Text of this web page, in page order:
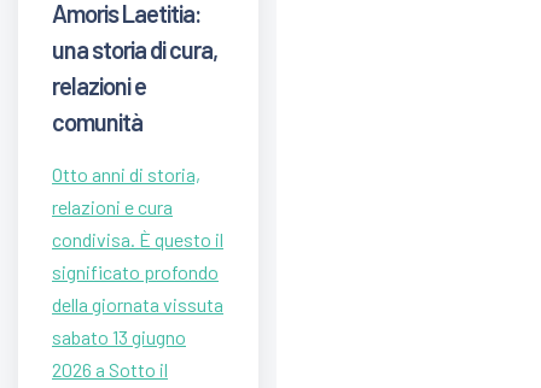
Amoris Laetitia:
una storia di cura,
relazioni e
comunità
Otto anni di storia,
relazioni e cura
condivisa. È questo il
significato profondo
della giornata vissuta
sabato 13 giugno
2026 a Sotto il